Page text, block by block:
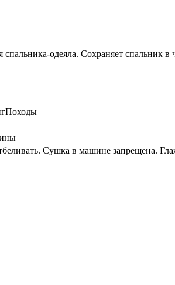
одеяла. Сохраняет спальник в
Сушка в машине запрещена.